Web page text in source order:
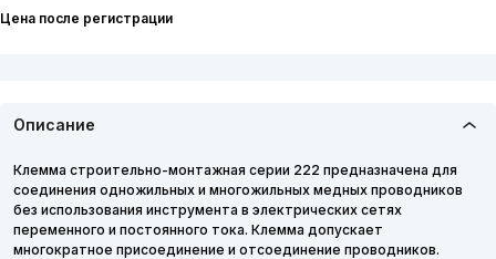
Цена после регистрации
Описание
Клемма строительно-монтажная серии 222 предназначена для
соединения одножильных и многожильных медных проводников
без использования инструмента в электрических сетях
переменного и постоянного тока. Клемма допускает
многократное присоединение и отсоединение проводников.